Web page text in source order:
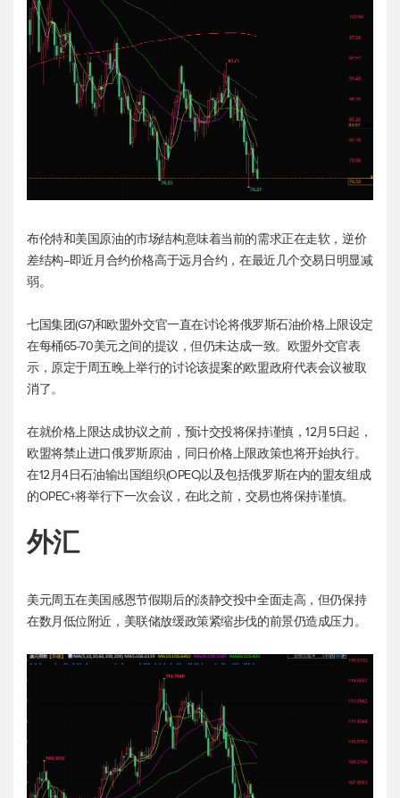
布伦特和美国原油的市场结构意味着当前的需求正在走软，逆价
差结构--即近月合约价格高于远月合约，在最近几个交易日明显减
弱。
七国集团(G7)和欧盟外交官一直在讨论将俄罗斯石油价格上限设定
在每桶65-70美元之间的提议，但仍未达成一致。欧盟外交官表
示，原定于周五晚上举行的讨论该提案的欧盟政府代表会议被取
消了。
在就价格上限达成协议之前，预计交投将保持谨慎，12月5日起，
欧盟将禁止进口俄罗斯原油，同日价格上限政策也将开始执行。
在12月4日石油输出国组织(OPEC)以及包括俄罗斯在内的盟友组成
的OPEC+将举行下一次会议，在此之前，交易也将保持谨慎。
外汇
美元周五在美国感恩节假期后的淡静交投中全面走高，但仍保持
在数月低位附近，美联储放缓政策紧缩步伐的前景仍造成压力。